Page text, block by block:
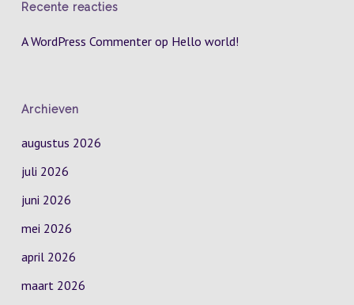
Recente reacties
A WordPress Commenterop Hello world!
Archieven
augustus 2026
juli 2026
juni 2026
mei 2026
april 2026
maart 2026